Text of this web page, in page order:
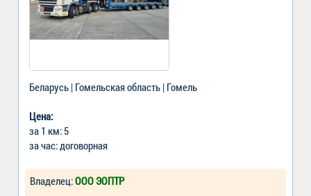
Беларусь | Гомельская область | Гомель
Цена:
за 1 км: 5
за час: договорная
Владелец:ООО ЭОПТР